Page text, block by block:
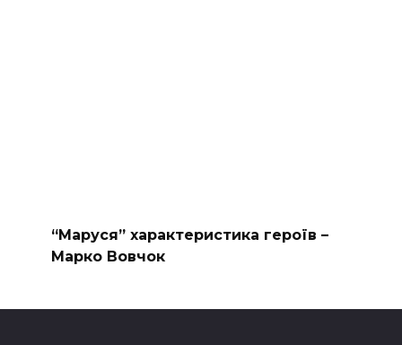
“Маруся” характеристика героїв –
Марко Вовчок